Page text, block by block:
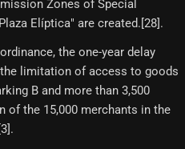
Zones of Special
Elíptica" are created.[28]​.
the one-year delay
limitation of access to goods
B and more than 3,500
of the 15,000 merchants in the